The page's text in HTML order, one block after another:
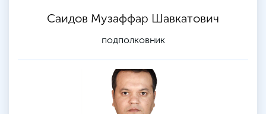
Саидов Музаффар Шавкатович
подполковник